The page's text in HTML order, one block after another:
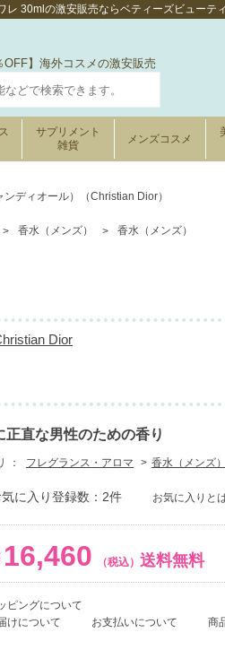
30mlの激安販売ならベティーズビューテ
OFF】海外コスメの激安販売
サプリメント
雑貨
メンズコスメ
ディオール）（Christian Dior）
香水（メンズ）
香水（メンズ）
Dior
正直な男性のための香り
： フレグランス・アロマ 香水（メンズ）
気に入り登録数：2件 お気に入りと
16,460 （税込） 送料無料
ピングについて
けについて
お支払いについて 商